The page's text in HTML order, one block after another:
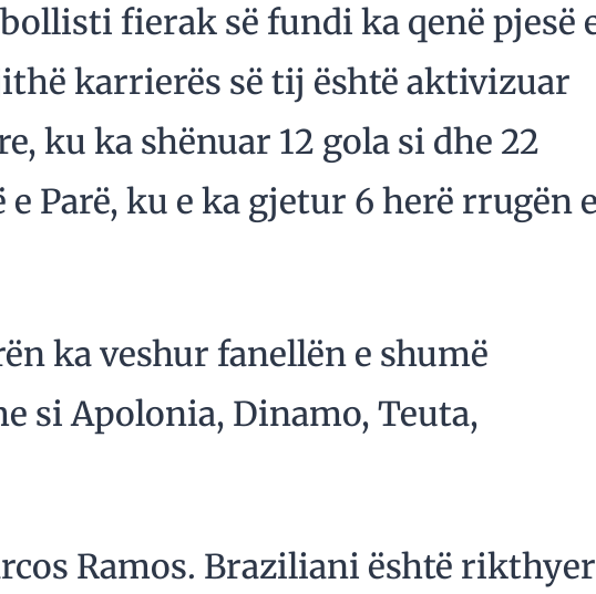
fierak së fundi ka qenë pjesë
karrierës së tij është aktivizuar
ku ka shënuar 12 gola si dhe 22
Parë, ku e ka gjetur 6 herë rrugën
ka veshur fanellën e shumë
si Apolonia, Dinamo, Teuta,
Ramos. Braziliani është rikthyer